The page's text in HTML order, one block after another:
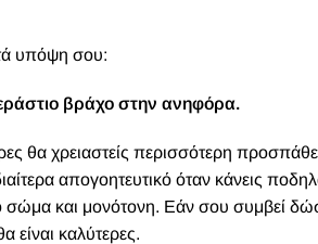
υπόψη σου:
βράχο στην ανηφόρα.
θα χρειαστείς περισσότερη
απογοητευτικό όταν κάνεις
σώμα και μονότονη. Εάν σου συμβεί
είναι καλύτερες.